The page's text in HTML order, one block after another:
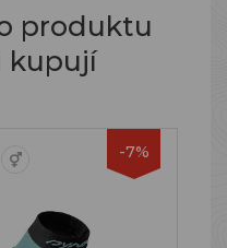
produktu
kupují
-7%